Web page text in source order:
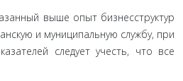
выше опыт бизнес­структур
и муниципаль­ную службу, при
следует учесть, что все